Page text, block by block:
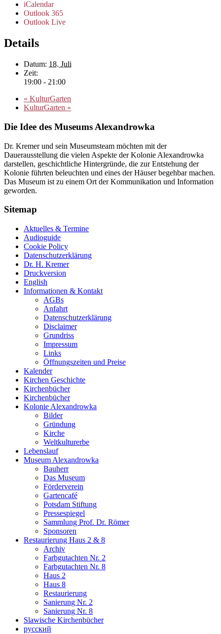
iCalendar
Outlook 365
Outlook Live
Details
Datum: 18. Juli
Zeit:
19:00 - 21:00
« KulturGarten
KulturGarten »
Die Idee des Museums Alexandrowka
Dr. Kremer und sein Museumsteam möchten mit der
Dauerausstellung die vielen Aspekte der Kolonie Alexandrowka
darstellen, geschichtliche Hintergründe, die zur Entstehung der
Kolonie führten beleuchten und eines der Häuser begehbar machen.
Das Museum ist zu einem Ort der Kommunikation und Information
geworden.
Sitemap
Aktuelles & Termine
Audioguide
Cookie Policy
Datenschutzerklärung
Dr. H. Kremer
Druckversion
English
Informationen & Kontakt
AGBs
Anfahrt
Datenschutzerklärung
Disclaimer
Grundriss
Impressum
Links
Öffnungszeiten und Preise
Kalender
Kirchen Geschichte
Kirchenbücher
Kirchenbücher
Kolonie Alexandrowka
Bilder
Gründung
Kirche
Weltkulturerbe
Lebenslauf
Museum Alexandrowka
Bauherr
Das Museum
Förderverein
Gartencafé
Potsdam Stiftung
Pressespiegel
Sammlung Prof. Dr. Römer
Sponsoren
Restaurierung Haus 2 & 8
Archiv
Farbgutachten Nr. 2
Farbgutachten Nr. 8
Haus 2
Haus 8
Restaurierung
Sanierung Nr. 2
Sanierung Nr. 8
Slawische Kirchenbücher
русский